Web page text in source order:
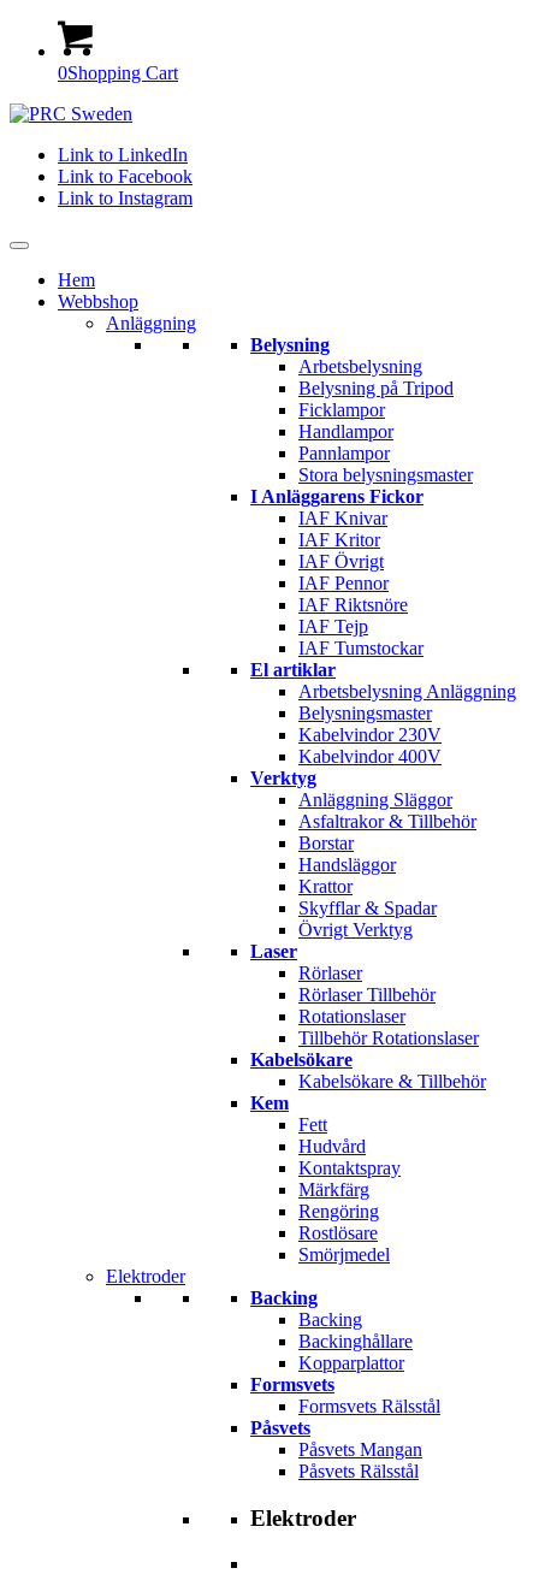
0Shopping Cart
Link to LinkedIn
Link to Facebook
Link to Instagram
Hem
Webbshop
Anläggning
Belysning
Arbetsbelysning
Belysning på Tripod
Ficklampor
Handlampor
Pannlampor
Stora belysningsmaster
I Anläggarens Fickor
IAF Knivar
IAF Kritor
IAF Övrigt
IAF Pennor
IAF Riktsnöre
IAF Tejp
IAF Tumstockar
El artiklar
Arbetsbelysning Anläggning
Belysningsmaster
Kabelvindor 230V
Kabelvindor 400V
Verktyg
Anläggning Släggor
Asfaltrakor & Tillbehör
Borstar
Handsläggor
Krattor
Skyfflar & Spadar
Övrigt Verktyg
Laser
Rörlaser
Rörlaser Tillbehör
Rotationslaser
Tillbehör Rotationslaser
Kabelsökare
Kabelsökare & Tillbehör
Kem
Fett
Hudvård
Kontaktspray
Märkfärg
Rengöring
Rostlösare
Smörjmedel
Elektroder
Backing
Backing
Backinghållare
Kopparplattor
Formsvets
Formsvets Rälsstål
Påsvets
Påsvets Mangan
Påsvets Rälsstål
Elektroder